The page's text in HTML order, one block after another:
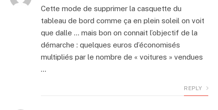
Cette mode de supprimer la casquette du
tableau de bord comme ça en plein soleil on voit
que dalle … mais bon on connait l’objectif de la
démarche : quelques euros d’économisés
multipliés par le nombre de « voitures » vendues
…
REPLY